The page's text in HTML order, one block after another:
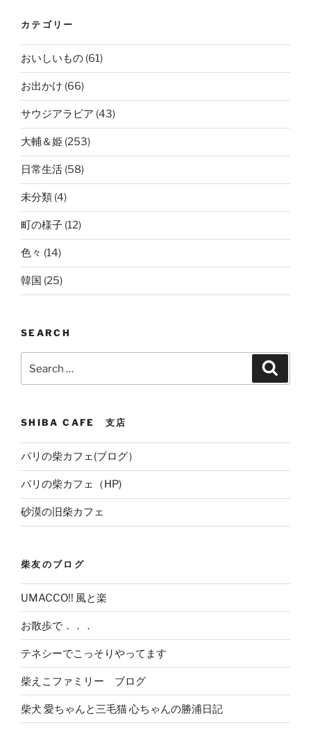
カテゴリー
おいしいもの (61)
お出かけ (66)
サウジアラビア (43)
大輔＆姫 (253)
日常生活 (58)
未分類 (4)
町の様子 (12)
色々 (14)
韓国 (25)
SEARCH
for:
SHIBA CAFE 支店
パリの柴カフェ(ブログ）
パリの柴カフェ（HP)
砂漠の旧柴カフェ
柴友のブログ
UMACCO!! 風と楽
お散歩で．．．
テネシーでこっそりやってます
柴えこファミリー ブログ
柴犬 愛ちゃんと三毛猫 心ちゃんの勝浦日記